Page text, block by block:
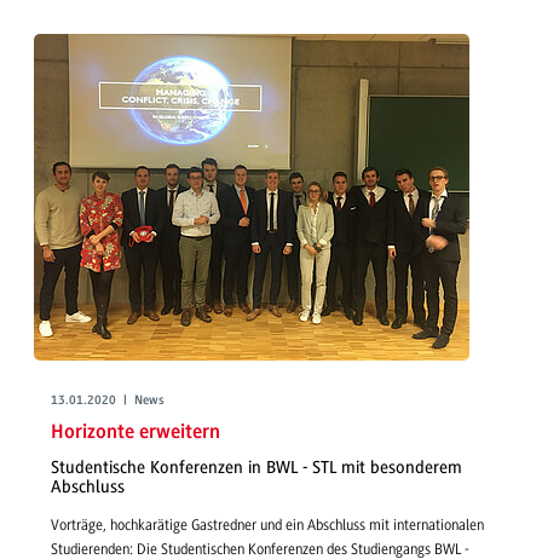
13.01.2020 | News
Horizonte erweitern
Studentische Konferenzen in BWL - STL mit besonderem
Abschluss
Vorträge, hochkarätige Gastredner und ein Abschluss mit internationalen
Studierenden: Die Studentischen Konferenzen des Studiengangs BWL -